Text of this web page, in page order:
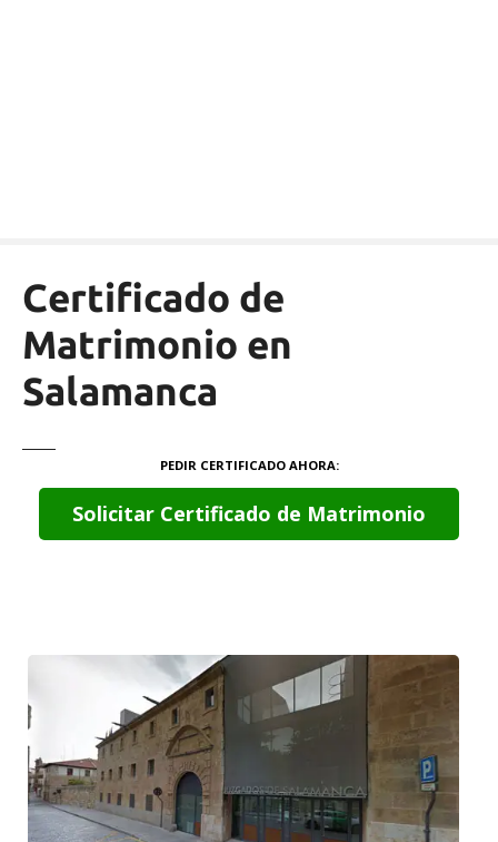
Certificado de
Matrimonio en
Salamanca
PEDIR CERTIFICADO AHORA
Solicitar Certificado de Matrimonio